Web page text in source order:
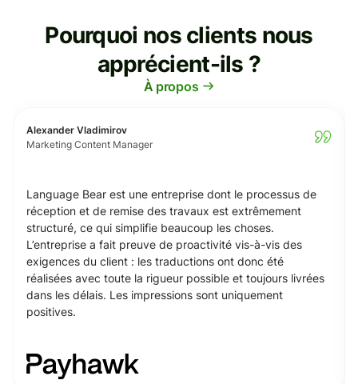
Pourquoi nos clients nous
apprécient-ils ?
À propos
Alexander Vladimirov
Marketing Content Manager
Language Bear est une entreprise dont le processus de
réception et de remise des travaux est extrêmement
structuré, ce qui simplifie beaucoup les choses.
L’entreprise a fait preuve de proactivité vis-à-vis des
exigences du client : les traductions ont donc été
réalisées avec toute la rigueur possible et toujours livrées
dans les délais. Les impressions sont uniquement
positives.